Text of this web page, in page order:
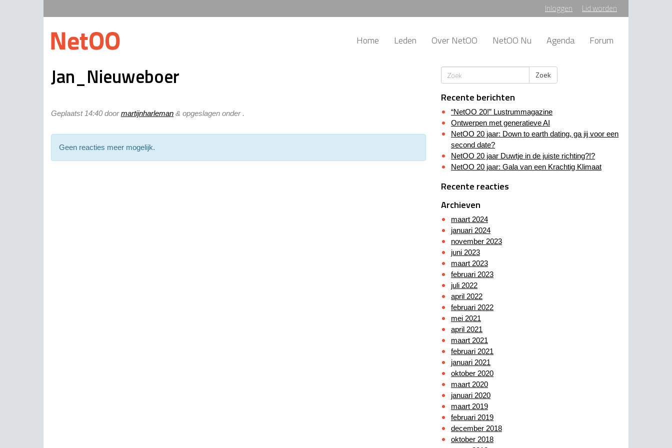
Inloggen Lid worden
Home Leden Over NetOO NetOO Nu Agenda Forum
Jan_Nieuweboer
Geplaatst 14:40doormartijnharleman & opgeslagen onder .
Geen reacties meer mogelijk.
Zoek
Recente berichten
“NetOO 20!” Lustrummagazine
Ontwerpen met generatieve AI
NetOO 20 jaar: Down to earth dating, ga jij voor een
second date?
NetOO 20 jaar Duwtje in de juiste richting?!?
NetOO 20 jaar: Gala van een Krachtig Klimaat
Recente reacties
Archieven
maart 2024
januari 2024
november 2023
juni 2023
maart 2023
februari 2023
juli 2022
april 2022
februari 2022
mei 2021
april 2021
maart 2021
februari 2021
januari 2021
oktober 2020
maart 2020
januari 2020
maart 2019
februari 2019
december 2018
oktober 2018